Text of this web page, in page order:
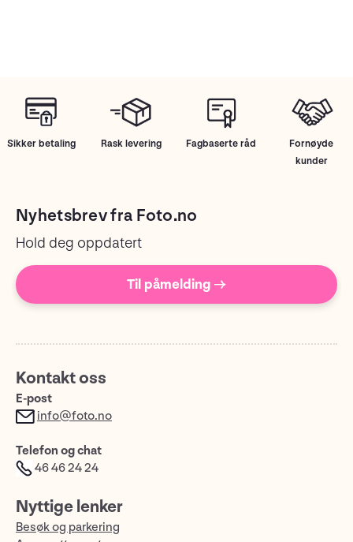
Sikker betaling Rask levering Fagbaserte råd
Fornøyde
kunder
Nyhetsbrev fra Foto.no
Hold deg oppdatert
Til påmelding →
Kontakt oss
E-post
info@foto.no
Telefon og chat
46 46 24 24
Nyttige lenker
Besøk og parkering